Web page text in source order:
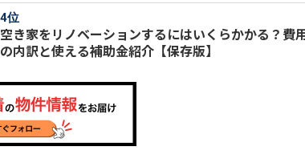
空き家をリノベーションするにはいくらかかる？費
の内訳と使える補助金紹介【保存版】